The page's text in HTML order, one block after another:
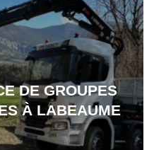
DE GROUPES
À LABEAUME